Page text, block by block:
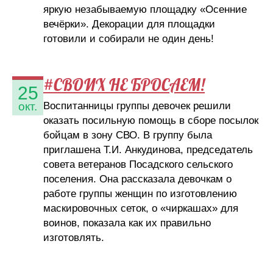
яркую незабываемую площадку «Осенние
вечёрки». Декорации для площадки
готовили и собирали не один день!
25
окт.
#СВОИХ НЕ БРОСАЕМ!
Воспитанницы группы девочек решили
оказать посильную помощь в сборе посылок
бойцам в зону СВО. В группу была
приглашена Т.И. Анкудинова, председатель
совета ветеранов Посадского сельского
поселения. Она рассказала девочкам о
работе группы женщин по изготовлению
маскировочных сеток, о «чиркашах» для
воинов, показала как их правильно
изготовлять.